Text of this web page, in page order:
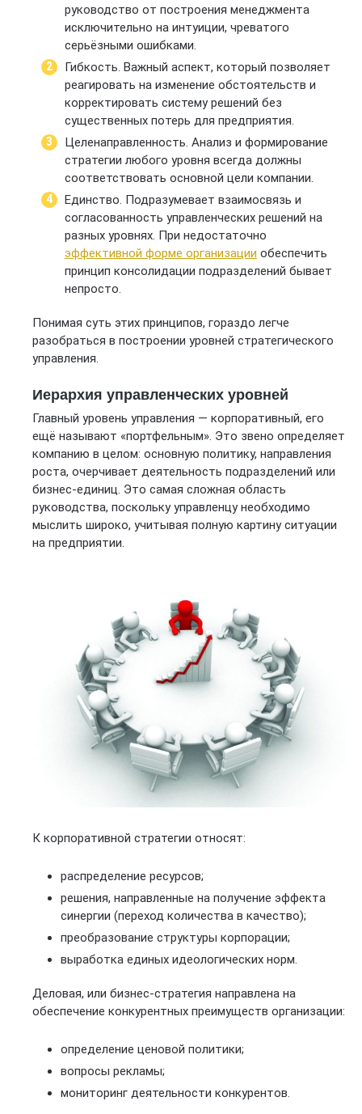
руководство от построения менеджмента
исключительно на интуиции, чреватого
серьёзными ошибками.
Гибкость. Важный аспект, который позволяет
реагировать на изменение обстоятельств и
корректировать систему решений без
существенных потерь для предприятия.
Целенаправленность. Анализ и формирование
стратегии любого уровня всегда должны
соответствовать основной цели компании.
Единство. Подразумевает взаимосвязь и
согласованность управленческих решений на
разных уровнях. При недостаточно
эффективной форме организации обеспечить
принцип консолидации подразделений бывает
непросто.
Понимая суть этих принципов, гораздо легче
разобраться в построении уровней стратегического
управления.
Иерархия управленческих уровней
Главный уровень управления — корпоративный, его
ещё называют «портфельным». Это звено определяет
компанию в целом: основную политику, направления
роста, очерчивает деятельность подразделений или
бизнес-единиц. Это самая сложная область
руководства, поскольку управленцу необходимо
мыслить широко, учитывая полную картину ситуации
на предприятии.
К корпоративной стратегии относят:
распределение ресурсов;
решения, направленные на получение эффекта
синергии (переход количества в качество);
преобразование структуры корпорации;
выработка единых идеологических норм.
Деловая, или бизнес-стратегия направлена на
обеспечение конкурентных преимуществ организации:
определение ценовой политики;
вопросы рекламы;
мониторинг деятельности конкурентов.